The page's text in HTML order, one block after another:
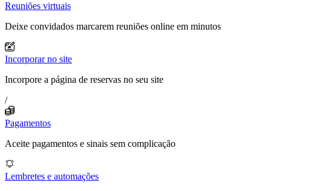
Reuniões virtuais
Deixe convidados marcarem reuniões online em minutos
Incorporar no site
Incorpore a página de reservas no seu site
/
Pagamentos
Aceite pagamentos e sinais sem complicação
Lembretes e automações